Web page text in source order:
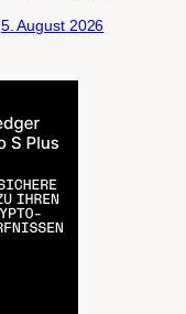
5. August 2026